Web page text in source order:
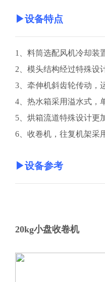
▶设备特点
1
、料筒选配风机冷却装
2 、模头结构经过特殊设
3 、牵伸机斜齿轮传动，
4 、热水箱采用溢水式，
5 、烘箱流道特殊设计更
6 、收卷机，往复机架采
▶设备参考
20kg小盘收卷机